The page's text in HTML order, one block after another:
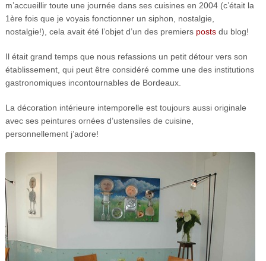
m’accueillir toute une journée dans ses cuisines en 2004 (c’était la
1ère fois que je voyais fonctionner un siphon, nostalgie,
nostalgie!), cela avait été l’objet d’un des premiers postsdu blog!
Il était grand temps que nous refassions un petit détour vers son
établissement, qui peut être considéré comme une des institutions
gastronomiques incontournables de Bordeaux.
La décoration intérieure intemporelle est toujours aussi originale
avec ses peintures ornées d’ustensiles de cuisine,
personnellement j’adore!